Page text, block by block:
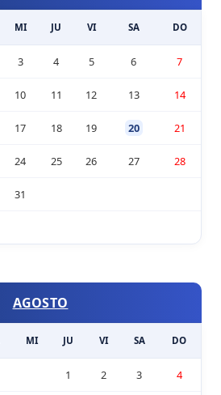
MI JU VI SA DO
3 4 5 6 7
10 11 12 13 14
17 18 19 20 21
24 25 26 27 28
31
AGOSTO
MI JU VI SA DO
1 2 3 4